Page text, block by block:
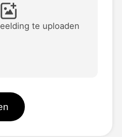
sjablonen
te uploaden